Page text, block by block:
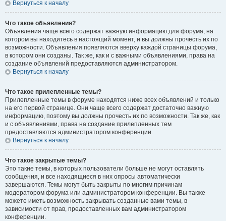
Вернуться к началу
Что такое объявления?
Объявления чаще всего содержат важную информацию для форума, на
котором вы находитесь в настоящий момент, и вы должны прочесть их по
возможности. Объявления появляются вверху каждой страницы форума,
в котором они созданы. Так же, как и с важными объявлениями, права на
создание объявлений предоставляются администратором.
Вернуться к началу
Что такое прилепленные темы?
Прилепленные темы в форуме находятся ниже всех объявлений и только
на его первой странице. Они чаще всего содержат достаточно важную
информацию, поэтому вы должны прочесть их по возможности. Так же, как
и с объявлениями, права на создание прилепленных тем
предоставляются администратором конференции.
Вернуться к началу
Что такое закрытые темы?
Это такие темы, в которых пользователи больше не могут оставлять
сообщения, и все находящиеся в них опросы автоматически
завершаются. Темы могут быть закрыты по многим причинам
модератором форума или администратором конференции. Вы также
можете иметь возможность закрывать созданные вами темы, в
зависимости от прав, предоставленных вам администратором
конференции.